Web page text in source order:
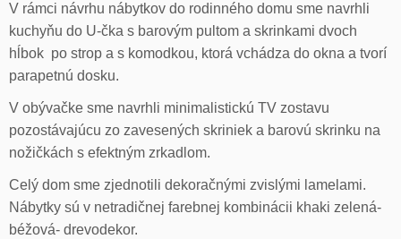
V rámci návrhu nábytkov do rodinného domu sme navrhli
kuchyňu do U-čka s barovým pultom a skrinkami dvoch
hĺbok po strop a s komodkou, ktorá vchádza do okna a tvorí
parapetnú dosku.
V obývačke sme navrhli minimalistickú TV zostavu
pozostávajúcu zo zavesených skriniek a barovú skrinku na
nožičkách s efektným zrkadlom.
Celý dom sme zjednotili dekoračnými zvislými lamelami.
Nábytky sú v netradičnej farebnej kombinácii khaki zelená-
béžová- drevodekor.